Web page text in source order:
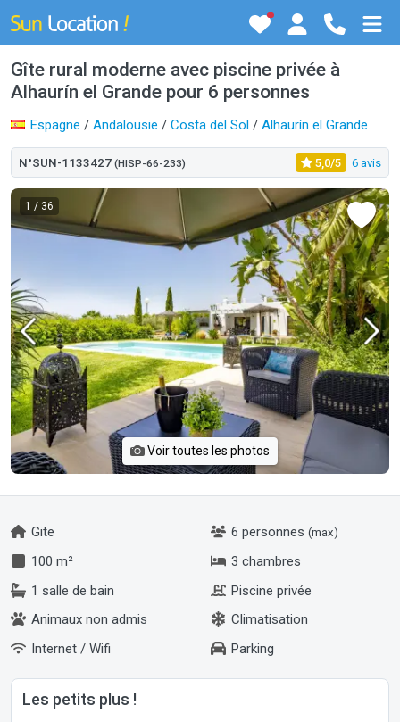
Gîte rural moderne avec piscine privée à
Alhaurín el Grande pour 6 personnes
Espagne / Andalousie / Costa del Sol / Alhaurín el Grande
N°SUN-1133427 (HISP-66-233) 5,0/5 6 avis
1 / 36
Voir toutes les photos
Gite 6 personnes (max)
100 m²
3 chambres
1 salle de bain
Piscine privée
Animaux non admis
Climatisation
Internet / Wifi
Parking
Les petits plus !